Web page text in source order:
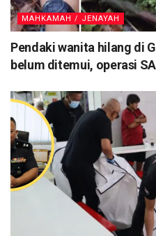
MAHKAMAH / JENAYAH
Pendaki wanita hilang di
belum ditemui, operasi